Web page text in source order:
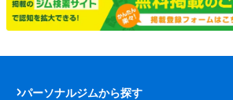
パーソナルジムから探す